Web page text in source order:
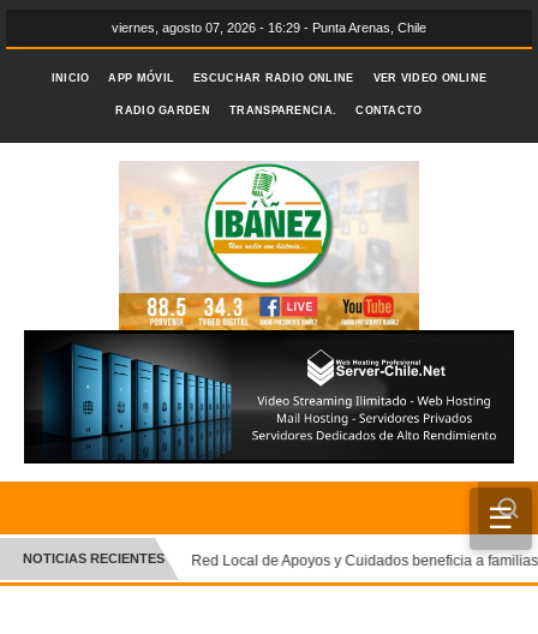
viernes, agosto 07, 2026 - 16:29 - Punta Arenas, Chile
INICIO APP MÓVIL ESCUCHAR RADIO ONLINE VER VIDEO ONLINE
RADIO GARDEN TRANSPARENCIA. CONTACTO
☰
INICIO
CRÓNICA
NOTICIAS RECIENTES Red Local de Apoyos y Cuidados beneficia a